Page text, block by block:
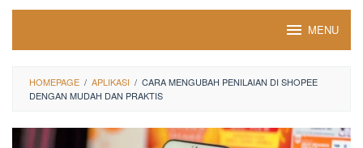
MENU
HOMEPAGE / APLIKASI / CARA MENGUBAH PENILAIAN DI SHOPEE
DENGAN MUDAH DAN PRAKTIS